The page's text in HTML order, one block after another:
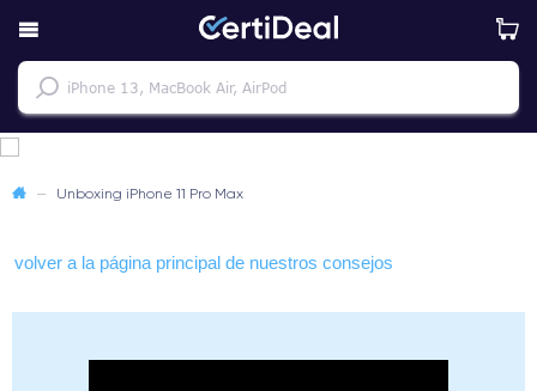
— Unboxing iPhone 11 Pro Max
volver a la página principal de nuestros consejos